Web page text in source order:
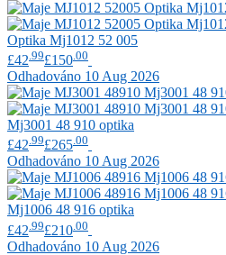
Optika Mj1012 52 005
£42 .99£150 .00
Odhadováno 10 Aug 2026
Mj3001 48 910 optika
£42.99£265.00
Odhadováno 10 Aug 2026
Mj1006 48 916 optika
£42 .99£210 .00
Odhadováno 10 Aug 2026